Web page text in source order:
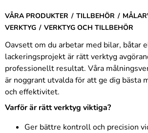
VÅRA PRODUKTER TILLBEHÖR
VERKTYG
VERKTYG OCH TILLBEHÖR
Oavsett om du arbetar med bilar, båtar
lackeringsprojekt är rätt verktyg
professionellt resultat. Våra
är noggrant utvalda för att ge dig bästa
och effektivitet.
Varför är rätt verktyg viktiga?
Ger bättre kontroll och precision